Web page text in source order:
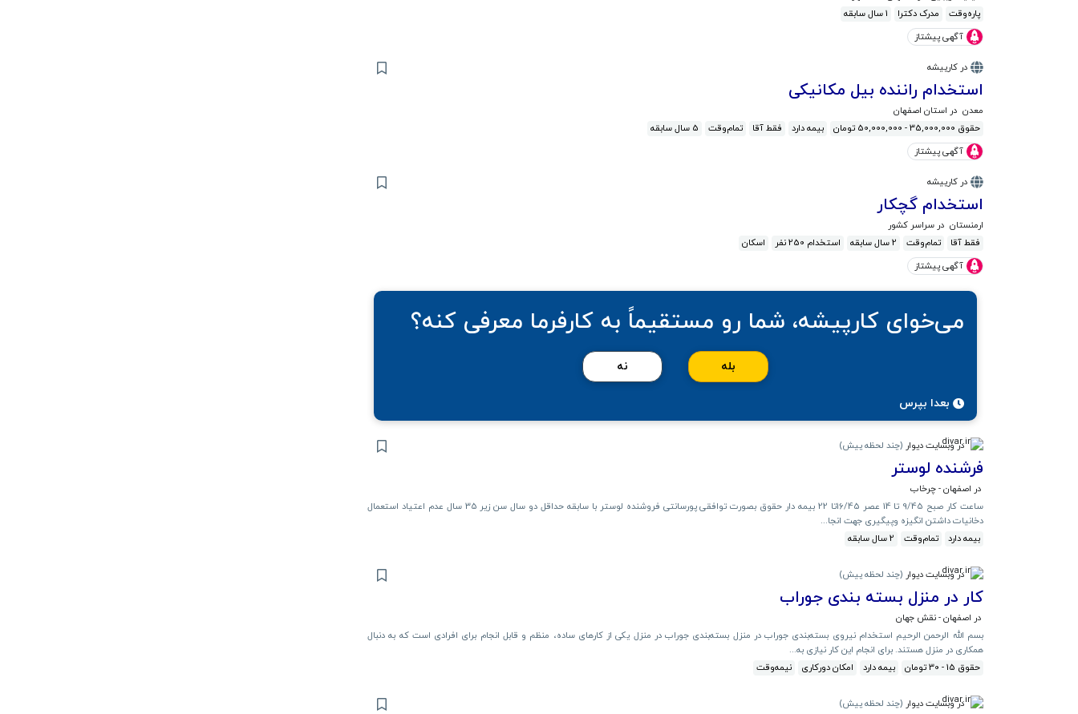
پاره‌وقت
مدرک دکترا
1 سال سابقه
آگهی پیشتاز
در کارپیشه
استخدام راننده بیل مکانیکی
معدن در استان اصفهان
حقوق 35,000,000 - 50,000,000 تومان
بیمه دارد فقط آقا تمام‌وقت
5 سال سابقه
آگهی پیشتاز
در کارپیشه
استخدام گچکار
ارمنستان در سراسر کشور
فقط آقا
تمام‌وقت 2 سال سابقه استخدام 250 نفر
اسکان
آگهی پیشتاز
می‌خوای کارپیشه، شما رو مستقیماً به کارفرما معرفی کنه؟
بله نه
بعدا بپرس
در وبسایت دیوار (چند لحظه پیش)
فرشنده لوستر
در اصفهان - چرخاب
ساعت کار صبح 9/45 تا 14 عصر 16/45تا 22 بیمه دار حقوق بصورت توافقی پورسانتی فروشنده لوستر با سابقه حداقل دو سال سن زیر 35 سال عدم اعتیاد استعمال
دخانیات داشتن انگیزه وپیگیری جهت انجا...
بیمه دارد
تمام‌وقت 2 سال سابقه
در وبسایت دیوار (چند لحظه پیش)
کار در منزل بسته بندی جوراب
در اصفهان - نقش جهان
بسم الله الرحمن الرحیم استخدام نیروی بسته‌بندی جوراب در منزل بسته‌بندی جوراب در منزل یکی از کارهای ساده، منظم و قابل انجام برای افرادی است که به دنبال
همکاری در منزل هستند. برای انجام این کار نیازی به...
حقوق 15 - 30 تومان
بیمه دارد امکان دورکاری نیمه‌وقت
در وبسایت دیوار (چند لحظه پیش)